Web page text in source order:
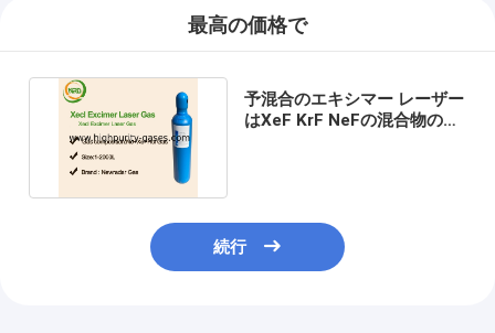
最高の価格で
予混合のエキシマー レーザー
はXeF KrF NeFの混合物のガ
続行